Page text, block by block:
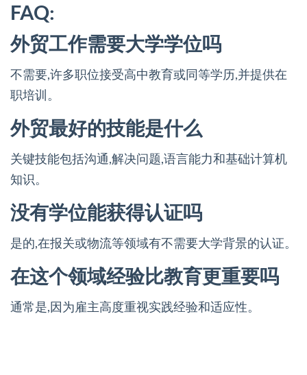
FAQ:
外贸工作需要大学学位吗
不需要,许多职位接受高中教育或同等学历,并提供在
职培训。
外贸最好的技能是什么
关键技能包括沟通,解决问题,语言能力和基础计算机
知识。
没有学位能获得认证吗
是的,在报关或物流等领域有不需要大学背景的认证。
在这个领域经验比教育更重要吗
通常是,因为雇主高度重视实践经验和适应性。